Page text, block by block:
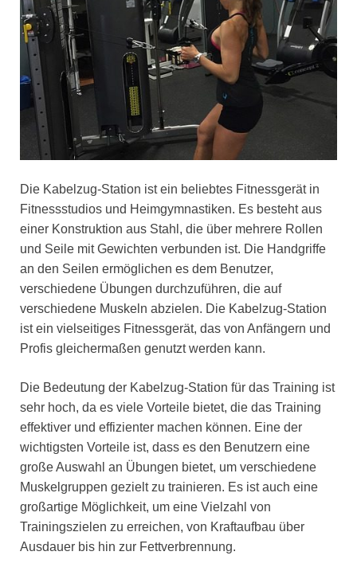
Die Kabelzug-Station ist ein beliebtes Fitnessgerät in
Fitnessstudios und Heimgymnastiken. Es besteht aus
einer Konstruktion aus Stahl, die über mehrere Rollen
und Seile mit Gewichten verbunden ist. Die Handgriffe
an den Seilen ermöglichen es dem Benutzer,
verschiedene Übungen durchzuführen, die auf
verschiedene Muskeln abzielen. Die Kabelzug-Station
ist ein vielseitiges Fitnessgerät, das von Anfängern und
Profis gleichermaßen genutzt werden kann.
Die Bedeutung der Kabelzug-Station für das Training ist
sehr hoch, da es viele Vorteile bietet, die das Training
effektiver und effizienter machen können. Eine der
wichtigsten Vorteile ist, dass es den Benutzern eine
große Auswahl an Übungen bietet, um verschiedene
Muskelgruppen gezielt zu trainieren. Es ist auch eine
großartige Möglichkeit, um eine Vielzahl von
Trainingszielen zu erreichen, von Kraftaufbau über
Ausdauer bis hin zur Fettverbrennung.